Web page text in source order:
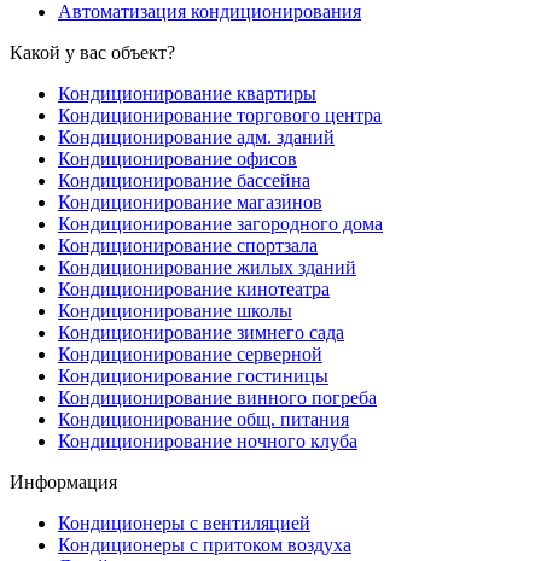
Автоматизация кондиционирования
Какой у вас объект?
Кондиционирование квартиры
Кондиционирование торгового центра
Кондиционирование адм. зданий
Кондиционирование офисов
Кондиционирование бассейна
Кондиционирование магазинов
Кондиционирование загородного дома
Кондиционирование спортзала
Кондиционирование жилых зданий
Кондиционирование кинотеатра
Кондиционирование школы
Кондиционирование зимнего сада
Кондиционирование серверной
Кондиционирование гостиницы
Кондиционирование винного погреба
Кондиционирование общ. питания
Кондиционирование ночного клуба
Информация
Кондиционеры с вентиляцией
Кондиционеры с притоком воздуха